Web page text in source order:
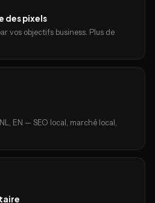
des pixels
vos objectifs business. Plus de
EN — SEO local, marché local,